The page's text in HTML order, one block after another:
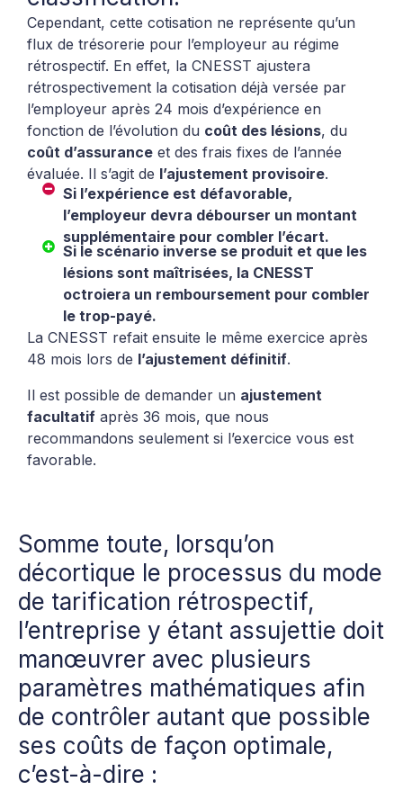
Cependant, cette cotisation ne représente qu’un
flux de trésorerie pour l’employeur au régime
rétrospectif. En effet, la CNESST ajustera
rétrospectivement la cotisation déjà versée par
l’employeur après 24 mois d’expérience en
fonction de l’évolution du coût des lésions, du
coût d’assurance et des frais fixes de l’année
évaluée. Il s’agit de l’ajustement provisoire.
Si l’expérience est défavorable,
l’employeur devra débourser un montant
supplémentaire pour combler l’écart.
Si le scénario inverse se produit et que les
lésions sont maîtrisées, la CNESST
octroiera un remboursement pour combler
le trop-payé.
La CNESST refait ensuite le même exercice après
48 mois lors de l’ajustement définitif.
Il est possible de demander un ajustement
facultatif après 36 mois, que nous
recommandons seulement si l’exercice vous est
favorable.
Somme toute, lorsqu’on
décortique le processus du mode
de tarification rétrospectif,
l’entreprise y étant assujettie doit
manœuvrer avec plusieurs
paramètres mathématiques afin
de contrôler autant que possible
ses coûts de façon optimale,
c’est-à-dire :